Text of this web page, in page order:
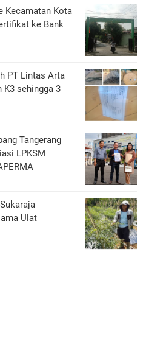
Kecamatan Kota
ke Bank
PT Lintas Arta
K3 sehingga 3
Tangerang
LPKSM
Ulat